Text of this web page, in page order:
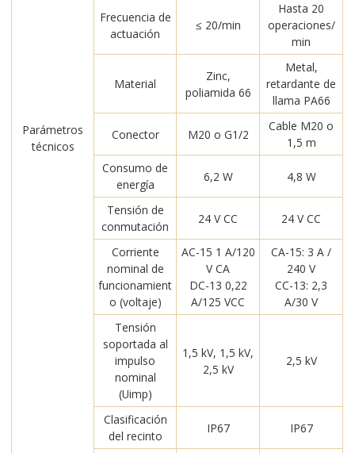
Parámetros
técnicos
Frecuencia de
actuación
≤ 20/min
Hasta 20
operaciones/
min
Material
Zinc,
poliamida 66
Metal,
retardante de
llama PA66
Conector M20 o G1/2
Cable M20 o
1,5 m
Consumo de
energía
6,2 W 4,8 W
Tensión de
conmutación
24 V CC 24 V CC
Corriente
nominal de
funcionamient
o (voltaje)
AC-15 1 A/120
V CA
DC-13 0,22
A/125 VCC
CA-15: 3 A /
240 V
CC-13: 2,3
A/30 V
Tensión
soportada al
impulso
nominal
(Uimp)
1,5 kV, 1,5 kV,
2,5 kV
2,5 kV
Clasificación
del recinto
IP67 IP67